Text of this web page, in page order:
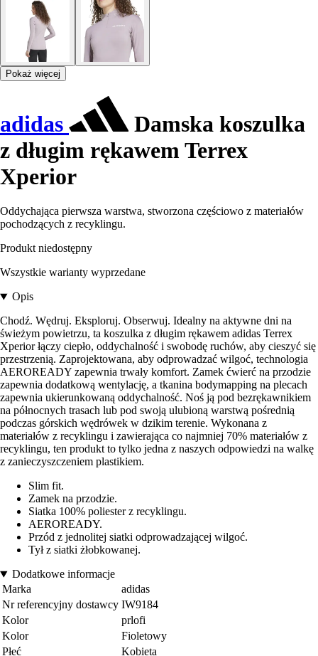
Pokaż więcej
adidas
Damska koszulka
z długim rękawem Terrex
Xperior
Oddychająca pierwsza warstwa, stworzona częściowo z materiałów
pochodzących z recyklingu.
Produkt niedostępny
Wszystkie warianty wyprzedane
Opis
Chodź. Wędruj. Eksploruj. Obserwuj. Idealny na aktywne dni na
świeżym powietrzu, ta koszulka z długim rękawem adidas Terrex
Xperior łączy ciepło, oddychalność i swobodę ruchów, aby cieszyć się
przestrzenią. Zaprojektowana, aby odprowadzać wilgoć, technologia
AEROREADY zapewnia trwały komfort. Zamek ćwierć na przodzie
zapewnia dodatkową wentylację, a tkanina bodymapping na plecach
zapewnia ukierunkowaną oddychalność. Noś ją pod bezrękawnikiem
na północnych trasach lub pod swoją ulubioną warstwą pośrednią
podczas górskich wędrówek w dzikim terenie. Wykonana z
materiałów z recyklingu i zawierająca co najmniej 70% materiałów z
recyklingu, ten produkt to tylko jedna z naszych odpowiedzi na walkę
z zanieczyszczeniem plastikiem.
Slim fit.
Zamek na przodzie.
Siatka 100% poliester z recyklingu.
AEROREADY.
Przód z jednolitej siatki odprowadzającej wilgoć.
Tył z siatki żłobkowanej.
Dodatkowe informacje
Marka
adidas
Nr referencyjny dostawcy IW9184
Kolor
prlofi
Kolor
Fioletowy
Płeć
Kobieta